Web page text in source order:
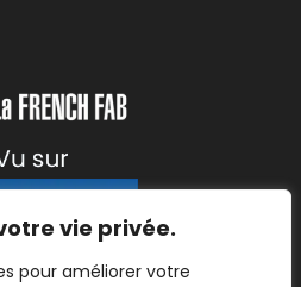
vie privée.
pour améliorer votre